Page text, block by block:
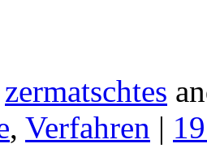
zermatschtes
, Verfahren |